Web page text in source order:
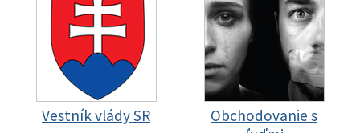
Vestník vlády SR
Obchodovanie s